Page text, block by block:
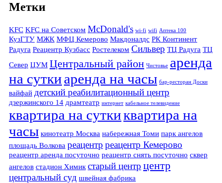
Метки
KFC KFC на Советском McDonald's wi-fi wifi Аптека 100
КузГТУ МЖК МФЦ Кемерово Макдоналдс РК Континент
Радуга Реацентр Кузбасс Ростелеком Сильвер ТЦ Радуга ТЦ
Север ЦУМ Центральный район Чистовье аренда
на суткиаренда на часы бар-ресторан Доски
вайфай детский реабилитационный центр
дзержинского 14 драмтеатр интернет кабельное телевидение
квартира на суткиквартира на
часы кинотеатр Москва набережная Томи парк ангелов
площадь Волкова реацентр реацентр Кемерово
реацентр аренда посуточно реацентр снять посуточно сквер
ангелов стадион Химик старый центр центр
центральный суд швейная фабрика